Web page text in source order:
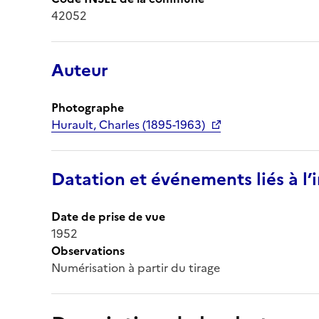
42052
Auteur
Photographe
Hurault, Charles (1895-1963)
Datation et événements liés à
Date de prise de vue
1952
Observations
Numérisation à partir du tirage